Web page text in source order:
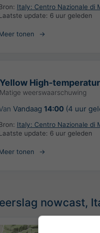
Italy: Centro Nazionale di
update: 6 uur geleden
tonen
Yellow High-
Matige weerswaarschuwing
Vandaag 14:00(4 uur
Italy: Centro Nazionale di
update: 6 uur geleden
tonen
nowcast,